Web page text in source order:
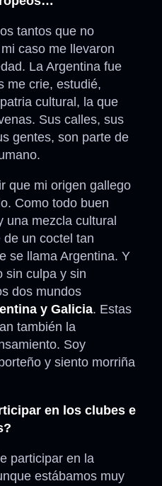
tantos que no
caso me llevaron
La Argentina fue
me crie, estudié,
cultural, la que
Sus calles, sus
gentes, son parte de
que mi origen gallego
Como todo buen
una mezcla cultural
un coctel tan
se llama Argentina. Y
sin culpa y sin
dos mundos
y Galicia. Estas
también la
Soy
y siento morriña
en los clubes e
participar en la
estábamos muy